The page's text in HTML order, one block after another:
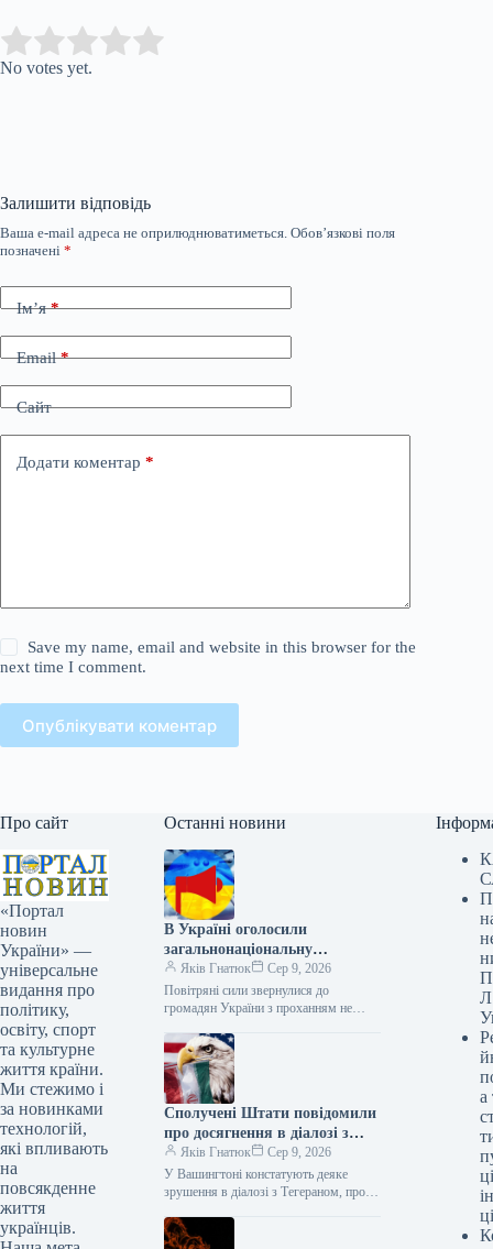
Rate this item:
No votes yet.
Залишити відповідь
Ваша e-mail адреса не оприлюднюватиметься. Обов’язкові поля
позначені *
Ім’я*
Email*
Сайт
Додати коментар *
Save my name, email and website in this browser for the
next time I comment.
Опублікувати коментар
Про сайт
«Портал
новин
України» —
універсальне
видання про
політику,
освіту, спорт
та культурне
життя країни.
Ми стежимо і
за новинками
технологій,
які впливають
на
повсякденне
життя
українців.
Останні новини
В Україні оголосили
загальнонаціональну
повітряну тривогу:
попередження про небезпеку
балістичних ракет з півдня.
Яків Гнатюк
Сер 9, 2026
Повітряні сили звернулися до
громадян України з проханням не
перебувати у безпечних місцях.
Сирена / ©…
Сполучені Штати повідомили
про досягнення в діалозі з
Іраном: Венс поділився
подробицями перебігу подій.
Яків Гнатюк
Сер 9, 2026
У Вашингтоні констатують деяке
зрушення в діалозі з Тегераном, проте
остаточне завершення суперечки ще
передчасно. США…
Л
а
ці